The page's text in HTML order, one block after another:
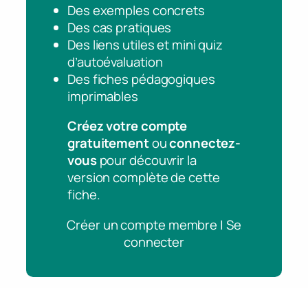
Des exemples concrets
Des cas pratiques
Des liens utiles et mini quiz
d’autoévaluation
Des fiches pédagogiques
imprimables
Créez votre compte
gratuitementouconnectez-
vouspour découvrir la
version complète de cette
fiche.
Créer un compte membre | Se
connecter